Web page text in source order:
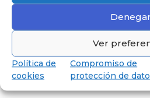
Denegar
Ver
Política de
cookies
Compromiso de
protección de